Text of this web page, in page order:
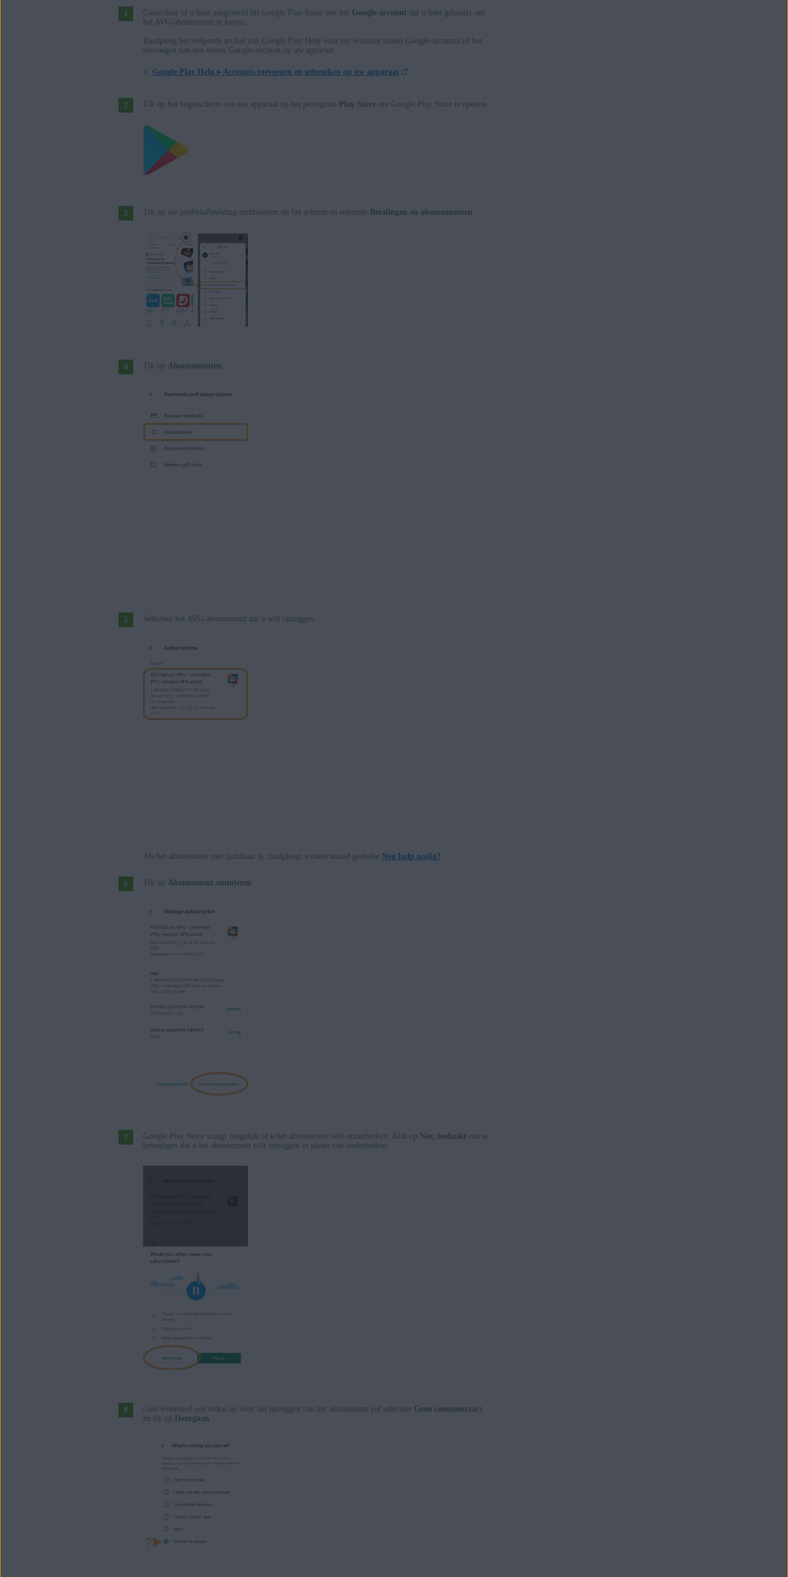
Controleer of u bent aangemeld bij Google Play Store met het Google-account dat u hebt gebruikt om
het AVG-abonnement te kopen.
Raadpleeg het volgende artikel van Google Play Help voor het wisselen tussen Google-accounts of het
toevoegen van een nieuw Google-account op uw apparaat:
Google Play Help ▸ Accounts toevoegen en gebruiken op uw apparaat
Tik op het beginscherm van uw apparaat op het pictogram Play Store om Google Play Store te openen.
Tik op uw profielafbeelding rechtsboven op het scherm en selecteer Betalingen en abonnementen.
Tik op Abonnementen
Selecteer het AVG-abonnement dat u wilt opzeggen.
Als het abonnement niet zichtbaar is, raadpleegt u onderstaand gedeelte Nog hulp nodig?
Tik op Abonnement annuleren
Google Play Store vraagt mogelijk of u het abonnement wilt onderbreken. Klik op Nee, bedankt om te
bevestigen dat u het abonnement wilt opzeggen in plaats van onderbreken.
Geef eventueel een reden op voor het opzeggen van het abonnement (of selecteer Geen commentaar),
en tik op Doorgaan